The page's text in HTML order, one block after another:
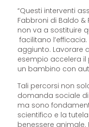
“Questi interventi
Fabbroni di Baldo
non va a sostituire
facilitano
aggiunto. Lavorare
esempio accelera
un bambino con
Tali percorsi non
domanda sociale di
ma sono
scientifico e la
benessere